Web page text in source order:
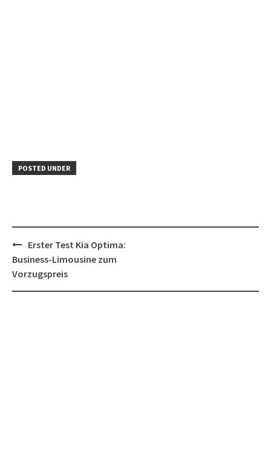
POSTED UNDER
Post
navigation
Erster Test Kia Optima:
Business-Limousine zum
Vorzugspreis